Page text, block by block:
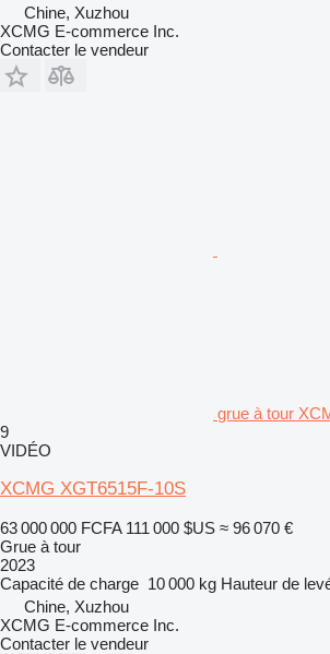
Chine, Xuzhou
XCMG E-commerce Inc.
Contacter le vendeur
grue à tour
9
VIDÉO
XCMG XGT6515F-10S
63 000 000 FCFA 111 000 $US ≈ 96 070 €
Grue à tour
2023
Capacité de charge 10 000 kg Hauteur de
Chine, Xuzhou
XCMG E-commerce Inc.
Contacter le vendeur